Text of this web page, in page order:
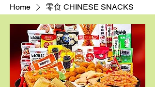
Home 零食 CHINESE SNACKS